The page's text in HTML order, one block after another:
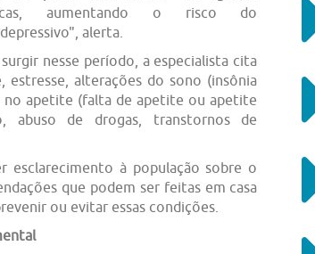
aumentando o risco do
alerta.
nesse período, a especialista cita
estresse, alterações do sono (insônia
no apetite (falta de apetite ou apetite
abuso de drogas, transtornos de
esclarecimento à população sobre o
que podem ser feitas em casa
ou evitar essas condições.